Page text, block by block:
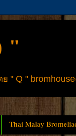
"
Q "
Thai Malay